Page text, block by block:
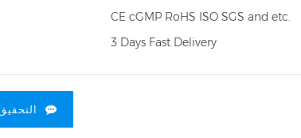
CE cGMP RoHS ISO SGS and etc.
3 Days Fast Delivery